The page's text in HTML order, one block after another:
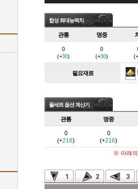
합성 최대능력치
관통 명중
0
(+30)
0
(+30)
(+
필요재료
풀세트 옵션 계산기
관통 명중
0
(+216)
0
(+216)
※ 아래의